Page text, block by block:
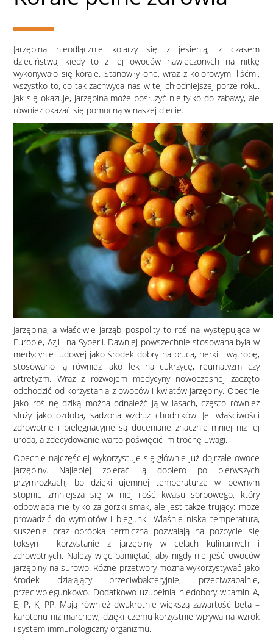
Jarzębina nieodłącznie kojarzy się z jesienią, z czasem
dzieciństwa, kiedy to z jej owoców nawleczonych na nitkę
wykonywało się korale. Stanowiły one, wraz z kolorowymi liśćmi,
wszystko to, co tak zachwyca nas w tej chłodniejszej porze roku.
Jak się okazuje, jarzębina może posłużyć nie tylko do zabawy, ale
również okazać się pomocną w naszej diecie.
Jarzębina, a właściwie jarząb pospolity to roślina występująca w
Europie, Azji i na Syberii. Dawniej powszechnie stosowana była w
medycynie ludowej jako środek dobry na płuca, nerki i wątrobę,
stosowano ją również jako lek na cukrzycę, reumatyzm czy
artretyzm. Wraz z rozwojem medycyny nowoczesnej zaczęto
odchodzić od korzystania z owoców i kwiatów jarzębiny. Obecnie
jako roślinę dziką można odnaleźć ją w lasach, często również
służy jako ozdoba, sadzona wzdłuż chodników. Jej właściwości
zdrowotne i pielęgnacyjne są doceniane znacznie mniej niż jej
uroda, a zdecydowanie warto poświęcić im trochę uwagi.
Obecnie najczęściej wykorzystuje się głównie już dojrzałe owoce
jarzębiny. Najlepiej zbierać ją dopiero po pierwszych
przymrozkach, bo dzięki ujemnej temperaturze w pewnym
stopniu zmniejsza się w niej ilość kwasu sorbowego, który
odpowiada nie tylko za gorzki smak, ale jest także trujący: może
prowadzić do wymiotów i biegunki. Właśnie niska temperatura,
suszenie oraz obróbka termiczna pozwalają na pozbycie się
toksyn i korzystanie z jarzębiny w celach kulinarnych i
zdrowotnych. Należy więc pamiętać, aby nigdy nie jeść owoców
jarzębiny na surowo! Różne przetwory można wykorzystywać jako
środek działający przeciwbakteryjnie, przeciwzapalnie,
przeciwbiegunkowo. Dodatkowo uzupełnia niedobory witamin A,
E, P, K, PP. Mają również dwukrotnie większą zawartość beta –
karotenu niż marchew, dzięki czemu korzystnie wpływa na wzrok
i system immunologiczny organizmu.